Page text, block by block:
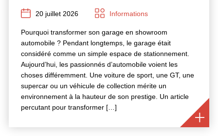
20 juillet 2026 Informations
Pourquoi transformer son garage en showroom
automobile ? Pendant longtemps, le garage était
considéré comme un simple espace de stationnement.
Aujourd’hui, les passionnés d’automobile voient les
choses différemment. Une voiture de sport, une GT, une
supercar ou un véhicule de collection mérite un
environnement à la hauteur de son prestige. Un article
percutant pour transformer […]